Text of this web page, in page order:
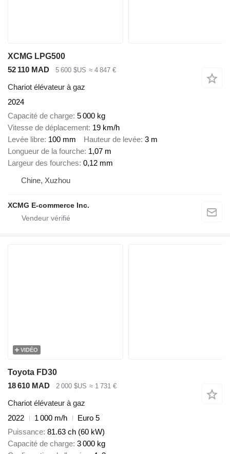
XCMG LPG500
52 110 MAD
5 600 $US ≈ 4 847 €
Chariot élévateur à gaz
2024
Capacité de charge 5 000 kg
Vitesse de déplacement 19 km/h
Levée libre 100 mm Hauteur de levée 3 m
Longueur de la fourche 1,07 m
Largeur des fourches 0,12 mm
Chine, Xuzhou
XCMG E-commerce Inc.
VIDÉO
Toyota FD30
18 610 MAD
2 000 $US ≈ 1 731 €
Chariot élévateur à gaz
2022
1 000 m/h
Euro 5
Puissance 81.63 ch (60 kW)
Capacité de charge 3 000 kg